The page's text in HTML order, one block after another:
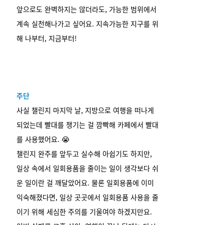
앞으로도 완벽하지는 않더라도, 가능한 범위에서
계속 실천해나가고 싶어요. 지속가능한 지구를 위
해 나부터, 지금부터!
주단
사실 챌린지 마지막 날, 지방으로 여행을 떠나게
되었는데 빨대를 챙기는 걸 깜빡해 카페에서 빨대
를 사용했어요. 😭
챌린지 완주를 앞두고 실수해 아쉽기도 하지만,
일상 속에서 일회용품을 줄이는 일이 생각보다 쉬
운 일이란 걸 깨달았어요. 물론 일회용품에 이미
익숙해졌다면, 일상 곳곳에서 일회용품 사용을 줄
이기 위해 세심한 주의를 기울여야 하겠지만요.